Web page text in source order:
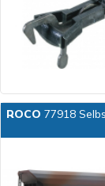
ROCO 77918